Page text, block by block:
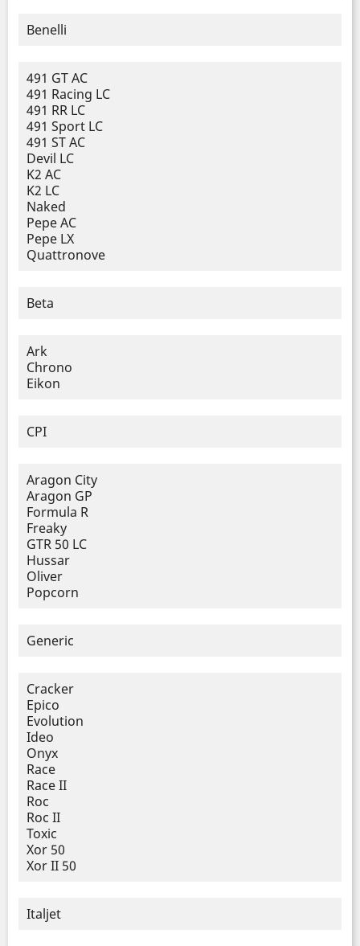
Benelli
491 GT AC
491 Racing LC
491 RR LC
491 Sport LC
491 ST AC
Devil LC
K2 AC
K2 LC
Naked
Pepe AC
Pepe LX
Quattronove
Beta
Ark
Chrono
Eikon
CPI
Aragon City
Aragon GP
Formula R
Freaky
GTR 50 LC
Hussar
Oliver
Popcorn
Generic
Cracker
Epico
Evolution
Ideo
Onyx
Race
Race II
Roc
Roc II
Toxic
Xor 50
Xor II 50
Italjet